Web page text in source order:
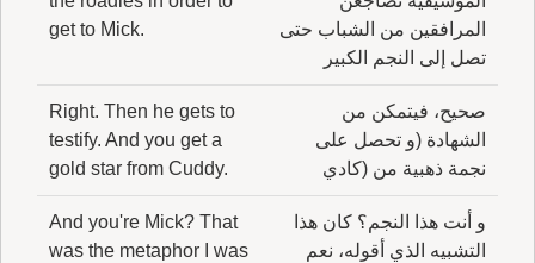
المرافقين من الشباب حتى
تصل إلى النجم الكبير
get to Mick.
صحيح، فيتمكن من
الشهادة (و تحصل على
نجمة ذهبية من (كادي
Right. Then he gets to
testify. And you get a
gold star from Cuddy.
و أنت هذا النجم؟ كان هذا
التشبيه الذي أقوله، نعم
And you're Mick? That
was the metaphor I was